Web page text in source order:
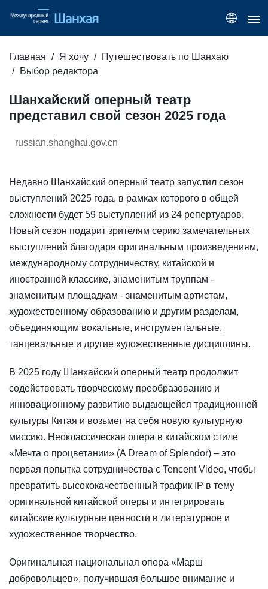
Главная Я хочу
Путешествовать по Шанхаю
Выбор редактора
Шанхайский оперный театр
представил свой сезон 2025 года
russian.shanghai.gov.cn
Недавно Шанхайский оперный театр запустил сезон
выступлений 2025 года, в рамках которого в общей
сложности будет 59 выступлений из 24 репертуаров.
Новый сезон подарит зрителям серию замечательных
выступлений благодаря оригинальным произведениям,
международному сотрудничеству, китайской и
иностранной классике, знаменитым труппам -
знаменитым площадкам - знаменитым артистам,
художественному образованию и другим разделам,
объединяющим вокальные, инструментальные,
танцевальные и другие художественные дисциплины.
В 2025 году Шанхайский оперный театр продолжит
содействовать творческому преобразованию и
инновационному развитию выдающейся традиционной
культуры Китая и возьмет на себя новую культурную
миссию. Неоклассическая опера в китайском стиле
«Мечта о процветании» (A Dream of Splendor) – это
первая попытка сотрудничества с Tencent Video, чтобы
превратить высококачественный трафик IP в тему
оригинальной китайской оперы и интегрировать
китайские культурные ценности в литературное и
художественное творчество.
Оригинальная национальная опера «Марш
добровольцев», получившая большое внимание и